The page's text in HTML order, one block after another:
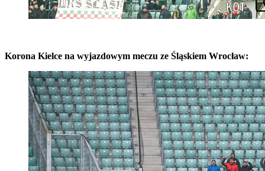
Korona Kielce na wyjazdowym meczu ze Śląskiem Wrocław: